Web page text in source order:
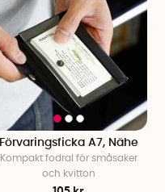
Förvaringsficka A7, Nähe
Kompakt fodral för småsaker
och kvitton